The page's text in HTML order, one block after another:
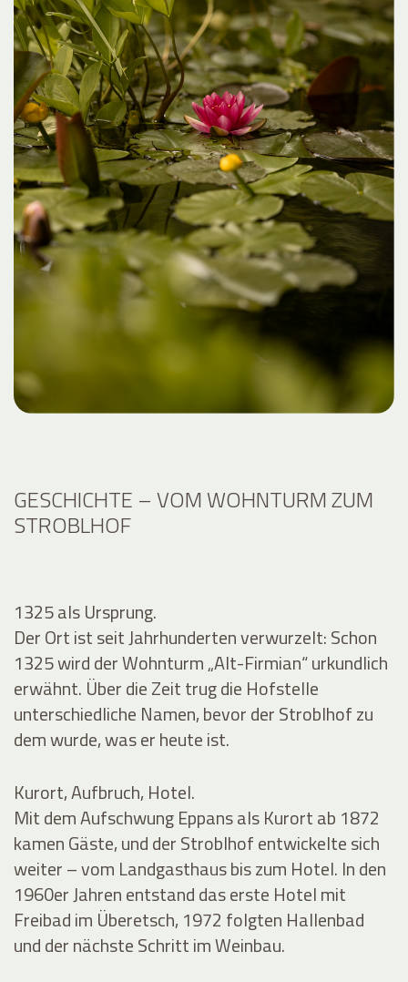
GESCHICHTE – VOM WOHNTURM ZUM
STROBLHOF
1325 als Ursprung.
Der Ort ist seit Jahrhunderten verwurzelt: Schon
1325 wird der Wohnturm „Alt-Firmian“ urkundlich
erwähnt. Über die Zeit trug die Hofstelle
unterschiedliche Namen, bevor der Stroblhof zu
dem wurde, was er heute ist.
Kurort, Aufbruch, Hotel.
Mit dem Aufschwung Eppans als Kurort ab 1872
kamen Gäste, und der Stroblhof entwickelte sich
weiter – vom Landgasthaus bis zum Hotel. In den
1960er Jahren entstand das erste Hotel mit
Freibad im Überetsch, 1972 folgten Hallenbad
und der nächste Schritt im Weinbau.